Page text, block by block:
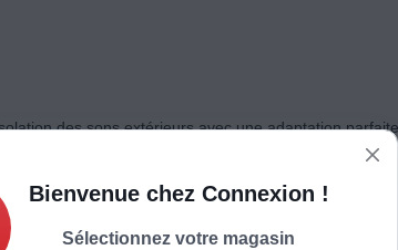
des sons extérieurs avec une adaptation
Bienvenue chez Connexion !
Sélectionnez votre magasin